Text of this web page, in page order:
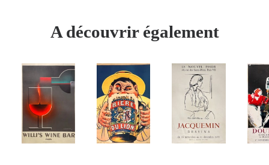
CommarmondA découvrir également